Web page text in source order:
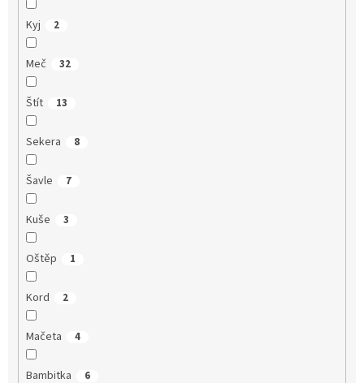
Kyj 2
Meč 32
Štít 13
Sekera 8
Šavle 7
Kuše 3
Oštěp 1
Kord 2
Mačeta 4
Bambitka 6